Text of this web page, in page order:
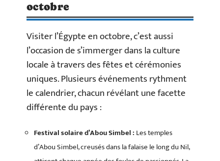
octobre
Visiter l’Égypte en octobre, c’est aussi
l’occasion de s’immerger dans la culture
locale à travers des fêtes et cérémonies
uniques. Plusieurs événements rythment
le calendrier, chacun révélant une facette
différente du pays :
Festival solaire d’Abou Simbel : Les temples
d’Abou Simbel, creusés dans la falaise le long du Nil,